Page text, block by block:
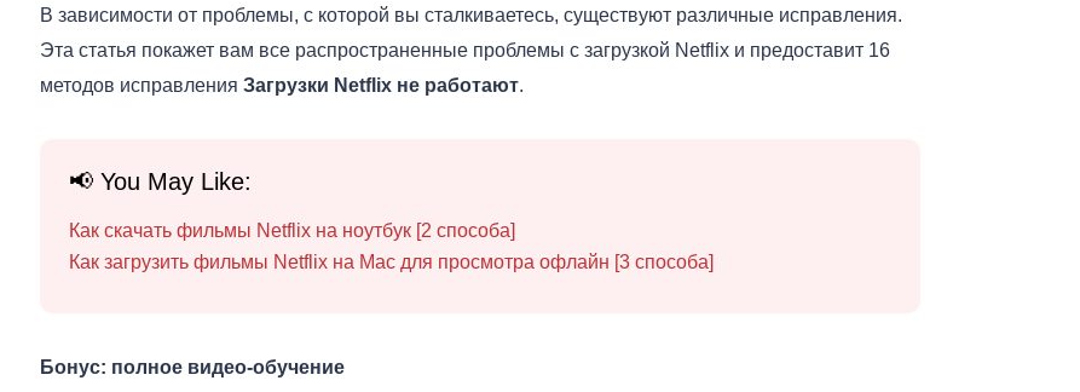
В зависимости от проблемы, с которой вы сталкиваетесь, существуют различные исправления.
Эта статья покажет вам все распространенные проблемы с загрузкой Netflix и предоставит 16
методов исправления Загрузки Netflix не работают.
📢 You May Like:
Как скачать фильмы Netflix на ноутбук [2 способа]
Как загрузить фильмы Netflix на Mac для просмотра офлайн [3 способа]
Бонус: полное видео-обучение